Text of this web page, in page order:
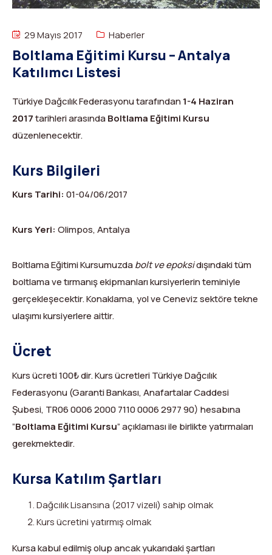
Dağ Evi
Kurullar
Federasyon Logosu
Yüksek Dağ Koşusu
Tırmanış Raporları
Anti-Doping
Mevzuat
Yayınlar
Arşivler
Video
2007-2016 Yılı Arşivleri
DYS Şifre Başvuru Formu (Sadece Kulüp Yetkilileri)
29 Mayıs 2017 Haberler
Boltlama Eğitimi Kursu – Antalya
Katılımcı Listesi
Türkiye Dağcılık Federasyonu tarafından1-4 Haziran
2017tarihleri arasındaBoltlama Eğitimi Kursu
düzenlenecektir.
Kurs Bilgileri
Kurs Tarihi: 01-04/06/2017
Kurs Yeri: Olimpos, Antalya
Boltlama Eğitimi Kursumuzdabolt ve epoksidışındaki tüm
boltlama ve tırmanış ekipmanları kursiyerlerin teminiyle
gerçekleşecektir. Konaklama, yol ve Ceneviz sektöre tekne
ulaşımı kursiyerlere aittir.
Ücret
Kurs ücreti 100₺ dir. Kurs ücretleri Türkiye Dağcılık
Federasyonu (Garanti Bankası, Anafartalar Caddesi
Şubesi, TR06 0006 2000 7110 0006 2977 90) hesabına
”Boltlama Eğitimi Kursu” açıklaması ile birlikte yatırmaları
gerekmektedir.
Kursa Katılım Şartları
Dağcılık Lisansına (2017 vizeli) sahip olmak
Kurs ücretini yatırmış olmak
Kursa kabul edilmiş olup ancak yukarıdaki şartları